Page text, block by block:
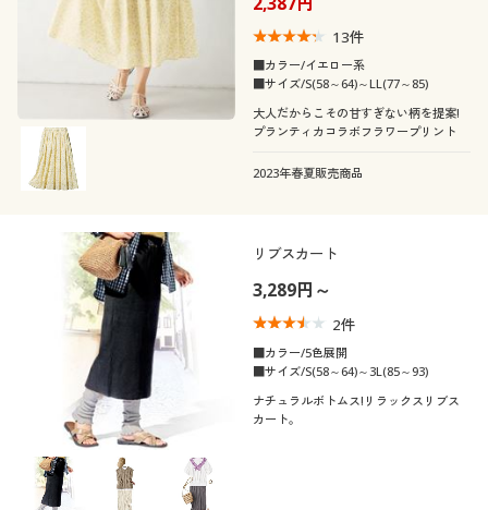
13件
■カラー/イエロー系
■サイズ/S(58～64)～LL(77～85)
大人だからこその甘すぎない柄を提案!
プランティカコラボフラワープリント
2023年春夏販売商品
リブスカート
3,289円～
2件
■カラー/5色展開
■サイズ/S(58～64)～3L(85～93)
ナチュラルボトムス!リラックスリブス
カート。